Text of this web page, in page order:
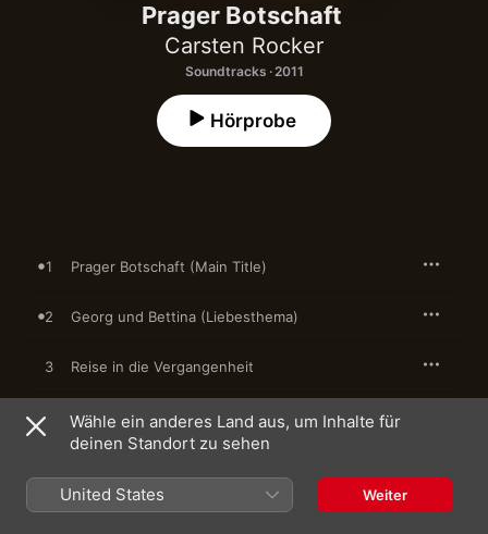
Prager Botschaft
Carsten Rocker
Soundtracks · 2011
Hörprobe
1 Prager Botschaft (Main Title)
2 Georg und Bettina (Liebesthema)
3 Reise in die Vergangenheit
4 Konflikt
6 Stefan und Bettina
Wähle ein anderes Land aus, um Inhalte für
deinen Standort zu sehen
United States Weiter